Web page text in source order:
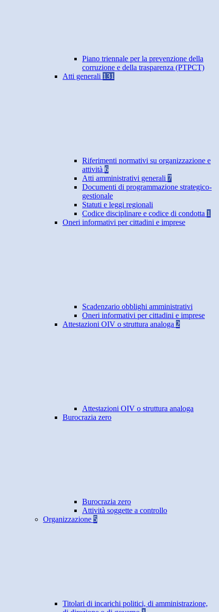
Piano triennale per la prevenzione della
corruzione e della trasparenza (PTPCT)
Atti generali 131
Riferimenti normativi su organizzazione e
attività 6
Atti amministrativi generali 7
Documenti di programmazione strategico-
gestionale
Statuti e leggi regionali
Codice disciplinare e codice di condotta 1
Oneri informativi per cittadini e imprese
Scadenzario obblighi amministrativi
Oneri informativi per cittadini e imprese
Attestazioni OIV o struttura analoga 2
Attestazioni OIV o struttura analoga
Burocrazia zero
Burocrazia zero
Attività soggette a controllo
Organizzazione 5
Titolari di incarichi politici, di amministrazione,